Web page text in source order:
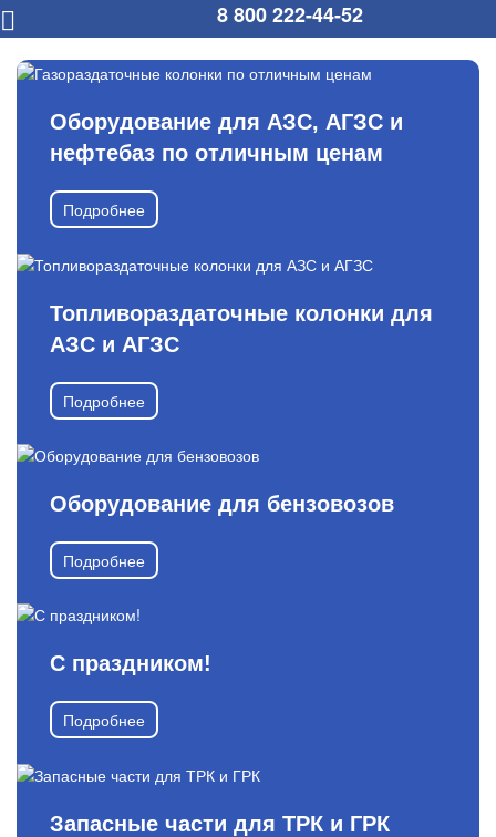
8 800 222-44-52
Оборудование для АЗС, АГЗС и
нефтебаз по отличным ценам
Подробнее
Топливораздаточные колонки для
АЗС и АГЗС
Подробнее
Оборудование для бензовозов
Подробнее
С праздником!
Подробнее
Запасные части для ТРК и ГРК